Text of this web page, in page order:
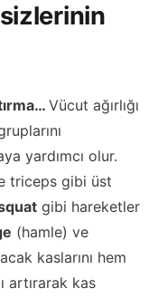
Vücut ağırlığı
yardımcı olur.
triceps gibi üst
gibi hareketler
(hamle) ve
kaslarını hem
artırarak kas